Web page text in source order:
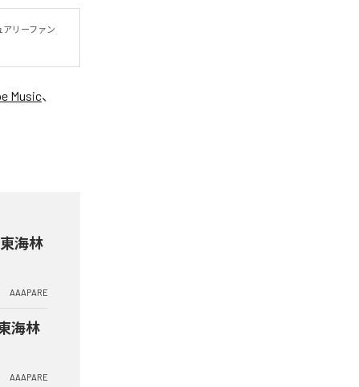
アリーファン
Music、
海林
AAAPARE
海林
AAAPARE